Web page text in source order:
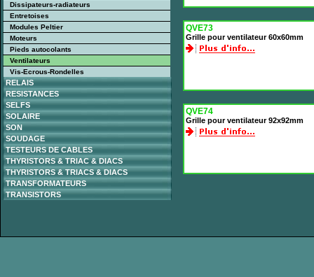
Dissipateurs-radiateurs
Entretoises
Modules Peltier
Moteurs
Pieds autocolants
Ventilateurs
Vis-Ecrous-Rondelles
RELAIS
RESISTANCES
SELFS
SOLAIRE
SON
SOUDAGE
TESTEURS DE CABLES
THYRISTORS & TRIAC & DIACS
THYRISTORS & TRIACS & DIACS
TRANSFORMATEURS
TRANSISTORS
QVE73
Grille pour ventilateur 60x60mm
QVE74
Grille pour ventilateur 92x92mm